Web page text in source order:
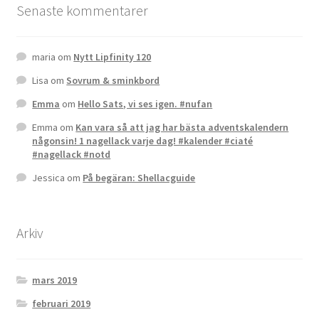
Senaste kommentarer
maria om Nytt Lipfinity 120
Lisa om Sovrum & sminkbord
Emma om Hello Sats, vi ses igen. #nufan
Emma om Kan vara så att jag har bästa adventskalendern
någonsin! 1 nagellack varje dag! #kalender #ciaté
#nagellack #notd
Jessica om På begäran: Shellacguide
Arkiv
mars 2019
februari 2019